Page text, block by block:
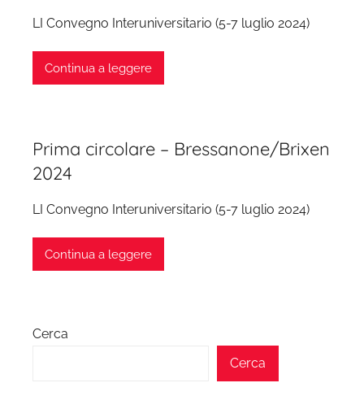
LI Convegno Interuniversitario (5-7 luglio 2024)
Continua a leggere
Prima circolare – Bressanone/Brixen
2024
LI Convegno Interuniversitario (5-7 luglio 2024)
Continua a leggere
Cerca
Cerca